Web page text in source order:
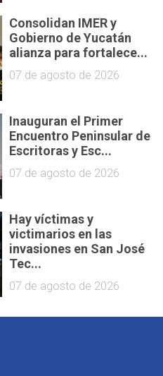
Consolidan IMER y
Gobierno de Yucatán
alianza para fortalece...
07 de agosto de 2026
Inauguran el Primer
Encuentro Peninsular de
Escritoras y Esc...
07 de agosto de 2026
Hay víctimas y
victimarios en las
invasiones en San José
Tec...
07 de agosto de 2026